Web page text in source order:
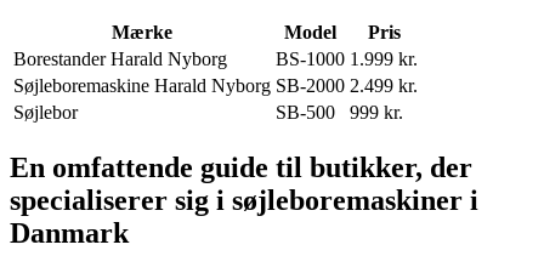
Mærke Model
Pris
Borestander Harald Nyborg
BS-1000 1.999 kr.
Søjleboremaskine Harald Nyborg SB-2000 2.499 kr.
Søjlebor
SB-500 999 kr.
En omfattende guide til butikker, der
specialiserer sig i søjleboremaskiner i
Danmark